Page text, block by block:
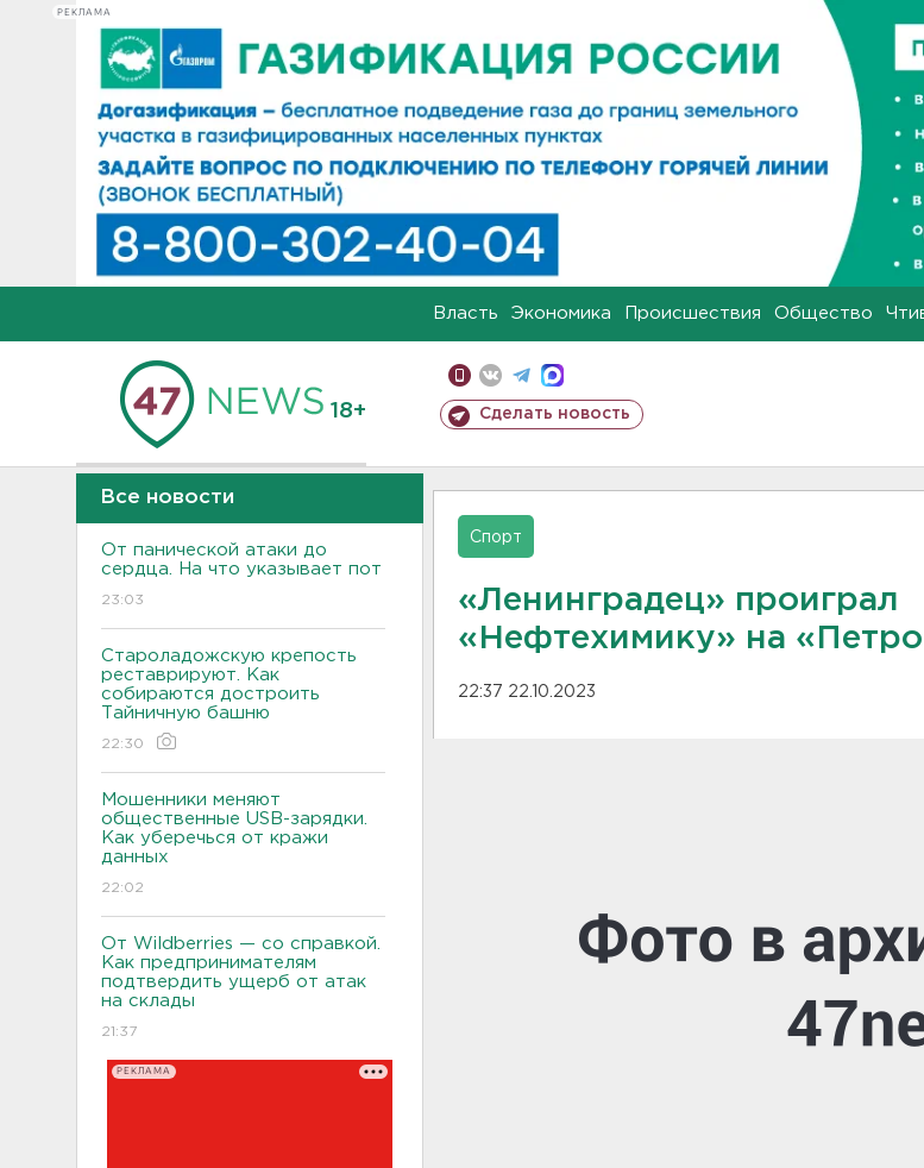
РЕКЛАМА
Власть Экономика Происшествия Общество
18+ Сделать новость
Все новости
От панической атаки до
сердца. На что указывает пот
23:03
Староладожскую крепость
реставрируют. Как
собираются достроить
Тайничную башню
22:30
Мошенники меняют
общественные USB-зарядки.
Как уберечься от кражи
данных
22:02
От Wildberries — со справкой.
Как предпринимателям
подтвердить ущерб от атак
на склады
21:37
РЕКЛАМА
Спорт
«Ленинградец» проиграл
«Нефтехимику» на
22:37 22.10.2023